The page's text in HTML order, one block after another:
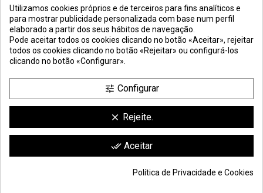
PAGAMENTO
SEGURA
clic aquí para mostrar el certificado.
Utilizamos cookies próprios e de terceiros para fins analíticos e
para mostrar publicidade personalizada com base num perfil
elaborado a partir dos seus hábitos de navegação.
Pode aceitar todos os cookies clicando no botão «Aceitar», rejeitar
todos os cookies clicando no botão «Rejeitar» ou configurá-los
clicando no botão «Configurar».
tune Configurar
clear Rejeite.
done_all Aceitar
Política de Privacidade e Cookies